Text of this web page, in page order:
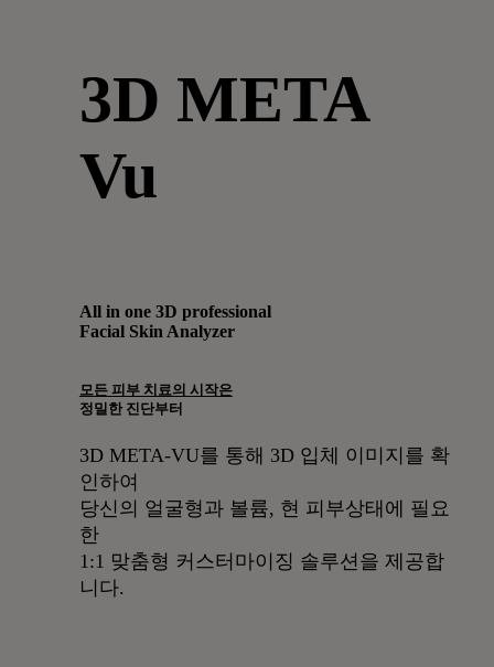
3D META
Vu
All in one 3D professional
Facial Skin Analyzer
모든 피부 치료의 시작은
정밀한 진단부터
3D META-VU를 통해 3D 입체 이미지를 확
인하여
당신의 얼굴형과 볼륨, 현 피부상태에 필요
한
1:1 맞춤형 커스터마이징 솔루션을 제공합
니다.